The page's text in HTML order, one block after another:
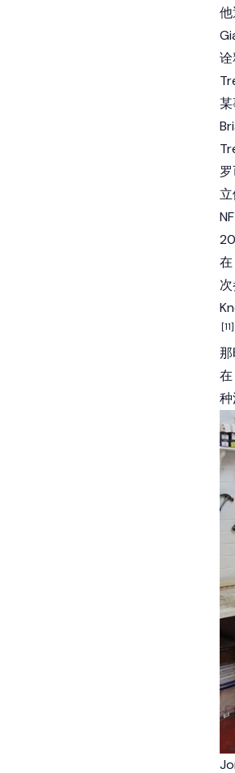
诠
[11]
种